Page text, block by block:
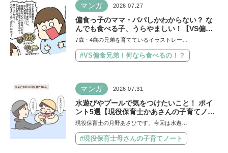
マンガ 2026.07.27
偏食っ子のママ・パパしかわからない？ な
んでも食べる子、うらやましい！【VS偏食
兄弟！ 何なら食べるの！？】vol.54
7歳・4歳の兄弟を育てているイラストレー…
#VS偏食兄弟！何なら食べるの！？
マンガ 2026.07.31
水遊びやプールで気をつけたいこと！ ポイ
ント5選【現役保育士かあさんの子育てノー
ト】
現役保育士の月野あさひです。今回は水遊…
#現役保育士母さんの子育てノート